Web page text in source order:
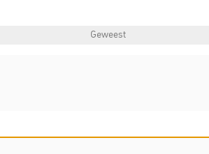
Geweest